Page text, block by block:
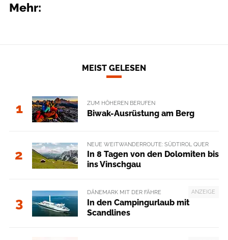
Mehr:
MEIST GELESEN
1 ZUM HÖHEREN BERUFEN
Biwak-Ausrüstung am Berg
2
NEUE WEITWANDERROUTE: SÜDTIROL QUER
In 8 Tagen von den Dolomiten bis
ins Vinschgau
3
ANZEIGE
DÄNEMARK MIT DER FÄHRE
In den Campingurlaub mit
Scandlines